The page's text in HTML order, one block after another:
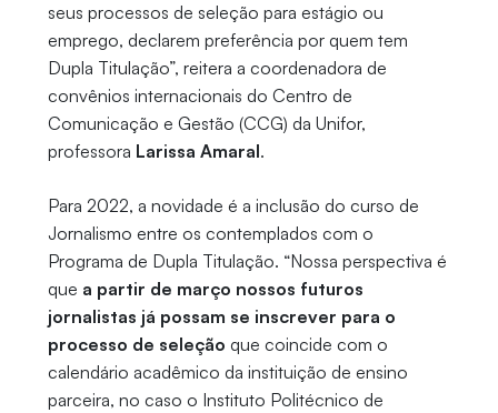
seus processos de seleção para estágio ou
emprego, declarem preferência por quem tem
Dupla Titulação”, reitera a coordenadora de
convênios internacionais do Centro de
Comunicação e Gestão (CCG) da Unifor,
professora Larissa Amaral.
Para 2022, a novidade é a inclusão do curso de
Jornalismo entre os contemplados com o
Programa de Dupla Titulação. “Nossa perspectiva é
que a partir de março nossos futuros
jornalistas já possam se inscrever para o
processo de seleção que coincide com o
calendário acadêmico da instituição de ensino
parceira, no caso o Instituto Politécnico de